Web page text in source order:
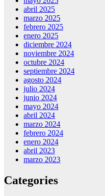
abril 2025
marzo 2025
febrero 2025
enero 2025
diciembre 2024
noviembre 2024
octubre 2024
septiembre 2024
agosto 2024
julio 2024
junio 2024
mayo 2024
abril 2024
marzo 2024
febrero 2024
enero 2024
abril 2023
marzo 2023
Categories